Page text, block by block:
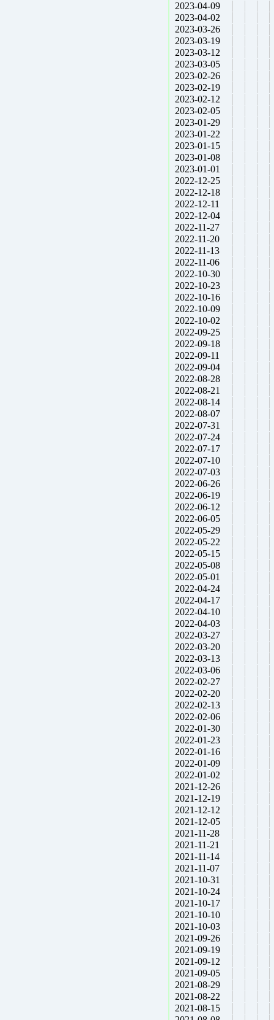
2023-04-09
2023-04-02
2023-03-26
2023-03-19
2023-03-12
2023-03-05
2023-02-26
2023-02-19
2023-02-12
2023-02-05
2023-01-29
2023-01-22
2023-01-15
2023-01-08
2023-01-01
2022-12-25
2022-12-18
2022-12-11
2022-12-04
2022-11-27
2022-11-20
2022-11-13
2022-11-06
2022-10-30
2022-10-23
2022-10-16
2022-10-09
2022-10-02
2022-09-25
2022-09-18
2022-09-11
2022-09-04
2022-08-28
2022-08-21
2022-08-14
2022-08-07
2022-07-31
2022-07-24
2022-07-17
2022-07-10
2022-07-03
2022-06-26
2022-06-19
2022-06-12
2022-06-05
2022-05-29
2022-05-22
2022-05-15
2022-05-08
2022-05-01
2022-04-24
2022-04-17
2022-04-10
2022-04-03
2022-03-27
2022-03-20
2022-03-13
2022-03-06
2022-02-27
2022-02-20
2022-02-13
2022-02-06
2022-01-30
2022-01-23
2022-01-16
2022-01-09
2022-01-02
2021-12-26
2021-12-19
2021-12-12
2021-12-05
2021-11-28
2021-11-21
2021-11-14
2021-11-07
2021-10-31
2021-10-24
2021-10-17
2021-10-10
2021-10-03
2021-09-26
2021-09-19
2021-09-12
2021-09-05
2021-08-29
2021-08-22
2021-08-15